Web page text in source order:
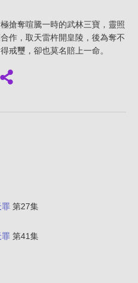
搶奪喧騰一時的武林三寶，靈照
作，取天雷杵開皇陵，後為奪不
戒璽，卻也莫名賠上一命。
罪 第27集
罪 第41集